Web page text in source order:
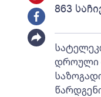
863
დროული